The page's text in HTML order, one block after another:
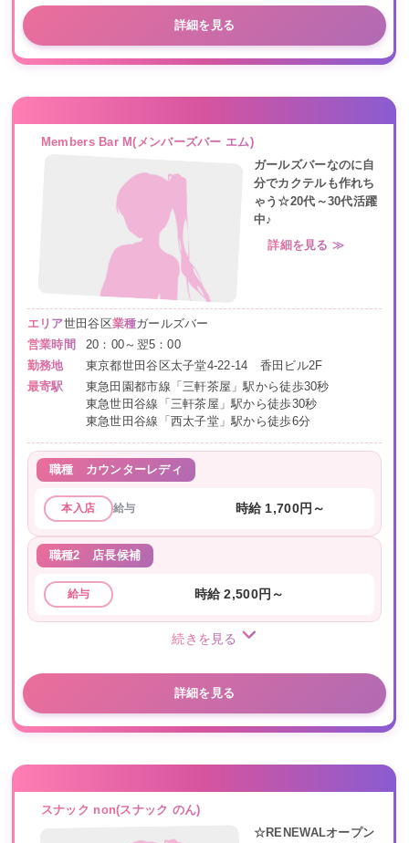
詳細を見る
Members Bar M(メンバーズバー エム)
ガールズバーなのに自
分でカクテルも作れち
ゃう☆20代～30代活躍
中♪
詳細を見る ≫
エリア世田谷区業種ガールズバー
営業時間
20：00～翌5：00
勤務地
東京都世田谷区太子堂4-22-14 香田ビル2F
最寄駅
東急田園都市線「三軒茶屋」駅から徒歩30秒
東急世田谷線「三軒茶屋」駅から徒歩30秒
東急世田谷線「西太子堂」駅から徒歩6分
職種 カウンターレディ
本入店 給与 時給 1,700円～
職種2 店長候補
給与 時給 2,500円～
続きを見る
詳細を見る
スナック non(スナック のん)
☆RENEWALオープン